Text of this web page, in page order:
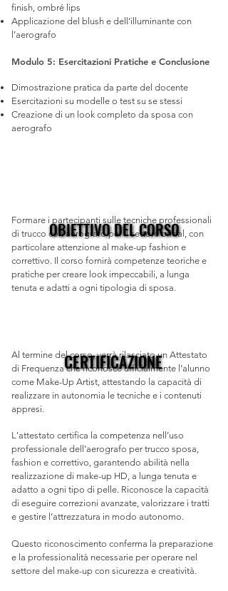
finish, ombré lips
Applicazione del blush e dell’illuminante con
l’aerografo
Modulo 5: Esercitazioni Pratiche e Conclusione
Dimostrazione pratica da parte del docente
Esercitazioni su modelle o test su se stessi
Creazione di un look completo da sposa con
aerografo
​Formare i partecipanti sulle tecniche professionali
di trucco con aerografo per il settore bridal, con
particolare attenzione al make-up fashion e
correttivo. Il corso fornirà competenze teoriche e
pratiche per creare look impeccabili, a lunga
tenuta e adatti a ogni tipologia di sposa.​
Al termine del corso, verrà rilasciato un Attestato
di Frequenza che riconosce ufficialmente l’alunno
come Make-Up Artist, attestando la capacità di
realizzare in autonomia le tecniche e i contenuti
appresi.
L'attestato certifica la competenza nell’uso
professionale dell’aerografo per trucco sposa,
fashion e correttivo, garantendo abilità nella
realizzazione di make-up HD, a lunga tenuta e
adatto a ogni tipo di pelle. Riconosce la capacità
di eseguire correzioni avanzate, valorizzare i tratti
e gestire l’attrezzatura in modo autonomo.
Questo riconoscimento conferma la preparazione
e la professionalità necessarie per operare nel
settore del make-up con sicurezza e creatività.
OBIETTIVO DEL CORSO
OBIETTIVO DEL CORSO
CERTIFICAZIONE
CERTIFICAZIONE